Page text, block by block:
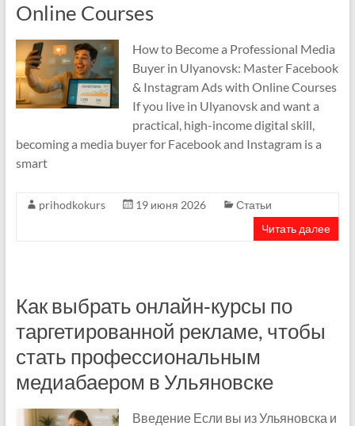
Online Courses
How to Become a Professional Media
Buyer in Ulyanovsk: Master Facebook
& Instagram Ads with Online Courses
If you live in Ulyanovsk and want a
practical, high-income digital skill,
becoming a media buyer for Facebook and Instagram is a
smart
prihodkokurs 19 июня 2026
Статьи
Читать далее
Как выбрать онлайн‑курсы по
таргетированной рекламе, чтобы
стать профессиональным
медиабаером в Ульяновске
Введение Если вы из Ульяновска и